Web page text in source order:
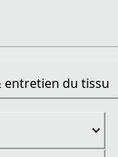
entretien du tissu